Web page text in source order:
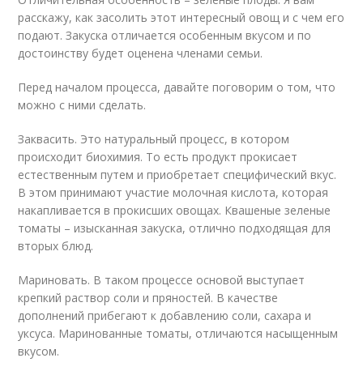
расскажу, как засолить этот интересный овощ и с чем его
подают. Закуска отличается особенным вкусом и по
достоинству будет оценена членами семьи.
Перед началом процесса, давайте поговорим о том, что
можно с ними сделать.
Заквасить. Это натуральный процесс, в котором
происходит биохимия. То есть продукт прокисает
естественным путем и приобретает специфический вкус.
В этом принимают участие молочная кислота, которая
накапливается в прокисших овощах. Квашеные зеленые
томаты – изысканная закуска, отлично подходящая для
вторых блюд.
Мариновать. В таком процессе основой выступает
крепкий раствор соли и пряностей. В качестве
дополнений прибегают к добавлению соли, сахара и
уксуса. Маринованные томаты, отличаются насыщенным
вкусом.